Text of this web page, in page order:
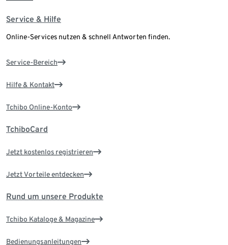
Service & Hilfe
Online-Services nutzen & schnell Antworten finden.
Service-Bereich
Hilfe & Kontakt
Tchibo Online-Konto
TchiboCard
Jetzt kostenlos registrieren
Jetzt Vorteile entdecken
Rund um unsere Produkte
Tchibo Kataloge & Magazine
Bedienungsanleitungen